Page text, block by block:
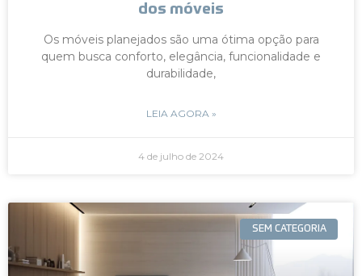
dos móveis
Os móveis planejados são uma ótima opção para
quem busca conforto, elegância, funcionalidade e
durabilidade,
LEIA AGORA »
4 de julho de 2024
SEM CATEGORIA